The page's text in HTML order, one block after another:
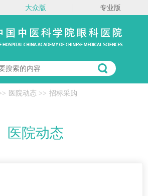
大众版 专业版
医院动态 >> 招标采购
医院动态